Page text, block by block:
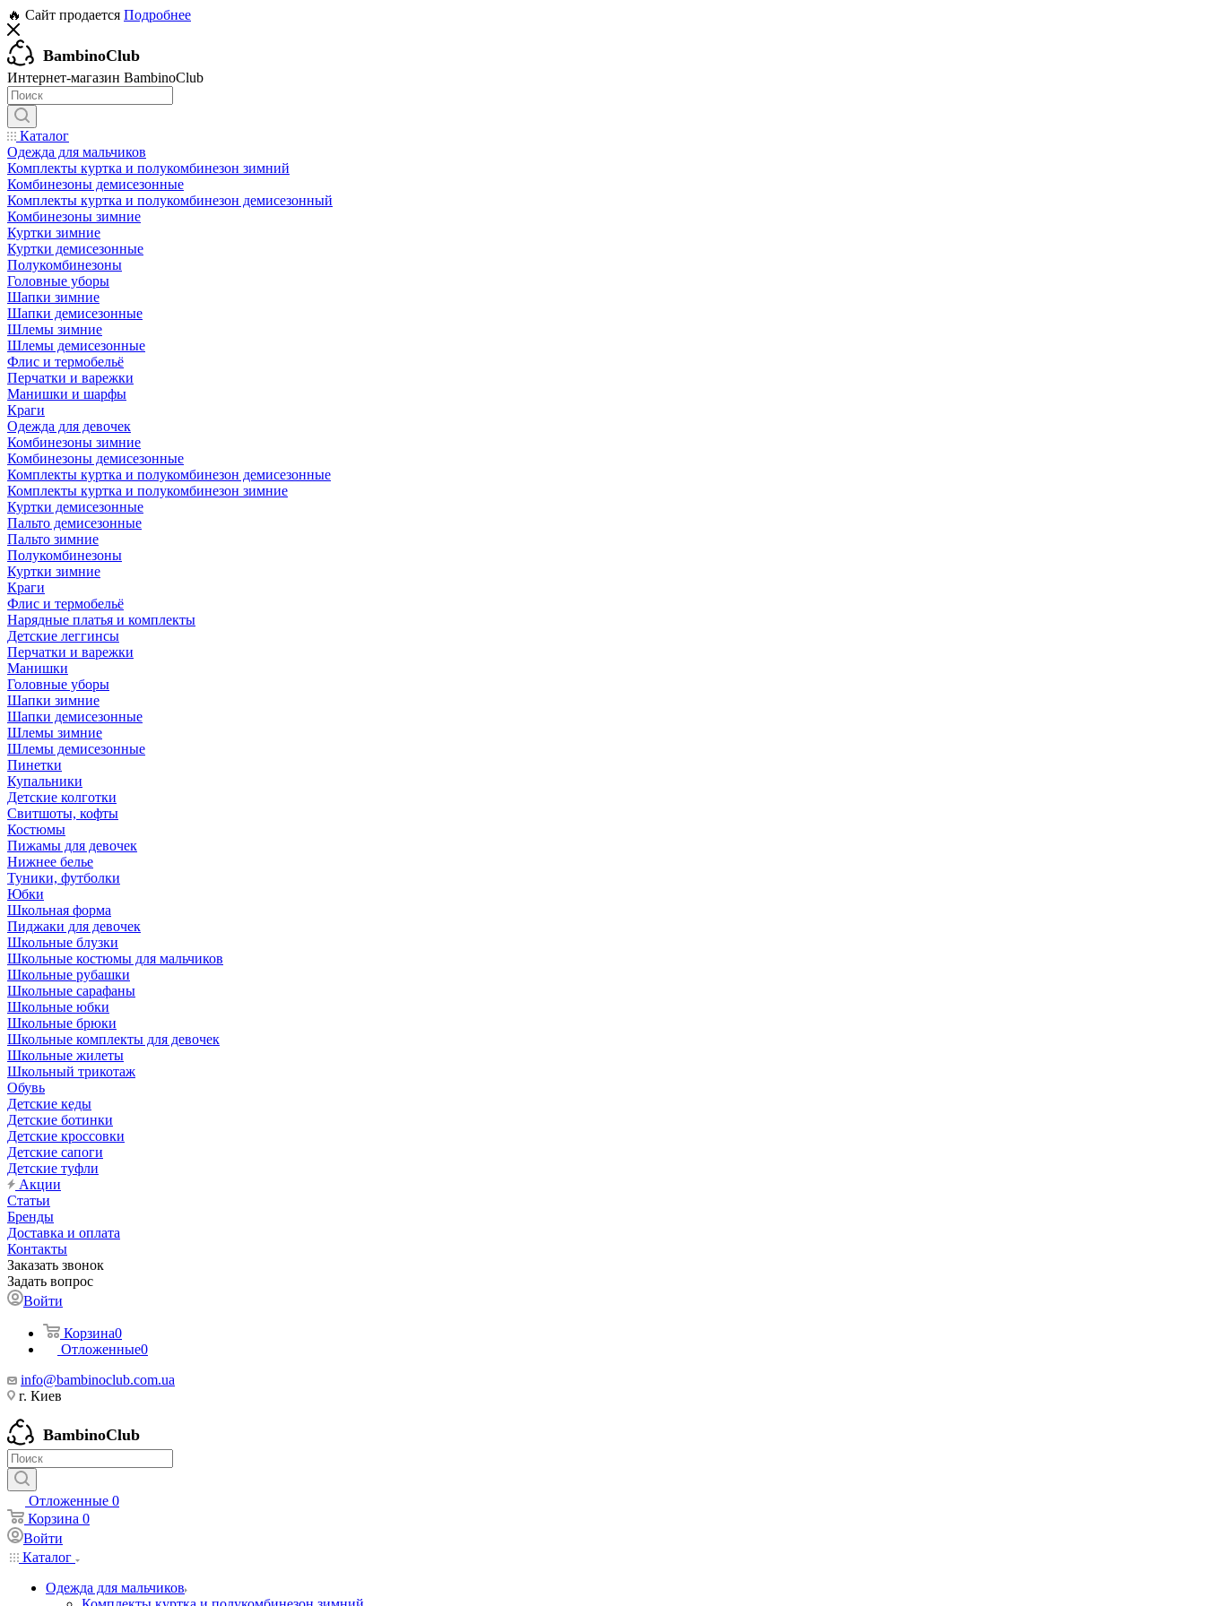
🔥 Сайт продается Подробнее
BambinoClub
Интернет-магазин BambinoClub
Каталог
Одежда для мальчиков
Комплекты куртка и полукомбинезон зимний
Комбинезоны демисезонные
Комплекты куртка и полукомбинезон демисезонный
Комбинезоны зимние
Куртки зимние
Куртки демисезонные
Полукомбинезоны
Головные уборы
Шапки зимние
Шапки демисезонные
Шлемы зимние
Шлемы демисезонные
Флис и термобельё
Перчатки и варежки
Манишки и шарфы
Краги
Одежда для девочек
Комбинезоны зимние
Комбинезоны демисезонные
Комплекты куртка и полукомбинезон демисезонные
Комплекты куртка и полукомбинезон зимние
Куртки демисезонные
Пальто демисезонные
Пальто зимние
Полукомбинезоны
Куртки зимние
Краги
Флис и термобельё
Нарядные платья и комплекты
Детские леггинсы
Перчатки и варежки
Манишки
Головные уборы
Шапки зимние
Шапки демисезонные
Шлемы зимние
Шлемы демисезонные
Пинетки
Купальники
Детские колготки
Свитшоты, кофты
Костюмы
Пижамы для девочек
Нижнее белье
Туники, футболки
Юбки
Школьная форма
Пиджаки для девочек
Школьные блузки
Школьные костюмы для мальчиков
Школьные рубашки
Школьные сарафаны
Школьные юбки
Школьные брюки
Школьные комплекты для девочек
Школьные жилеты
Школьный трикотаж
Обувь
Детские кеды
Детские ботинки
Детские кроссовки
Детские сапоги
Детские туфли
Акции
Статьи
Бренды
Доставка и оплата
Контакты
Заказать звонок
Задать вопрос
Войти
Корзина0
Отложенные0
info@bambinoclub.com.ua
г. Киев
BambinoClub
Отложенные 0
Корзина 0
Войти
Каталог
Одежда для мальчиков